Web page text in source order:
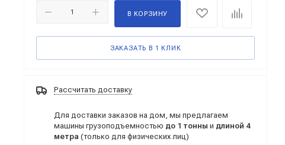
В КОРЗИНУ
ЗАКАЗАТЬ В 1 КЛИК
Рассчитать доставку
Для доставки заказов на дом, мы предлагаем
машины грузоподъемностью до 1 тонны и длиной 4
метра (только для физических лиц)